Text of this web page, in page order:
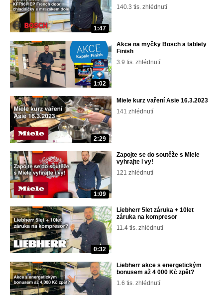
1:47
140.3 tis. zhlédnutí
1:02
Akce na myčky Bosch a tablety
Finish
3.9 tis. zhlédnutí
2:29
Miele kurz vaření Asie 16.3.2023
141 zhlédnutí
1:09
Zapojte se do soutěže s Miele
vyhrajte i vy!
121 zhlédnutí
0:32
Liebherr 5let záruka + 10let
záruka na kompresor
11.4 tis. zhlédnutí
Liebherr akce s energetickým
bonusem až 4 000 Kč zpět?
1.6 tis. zhlédnutí